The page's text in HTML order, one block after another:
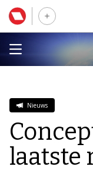
Nieuws
laatste